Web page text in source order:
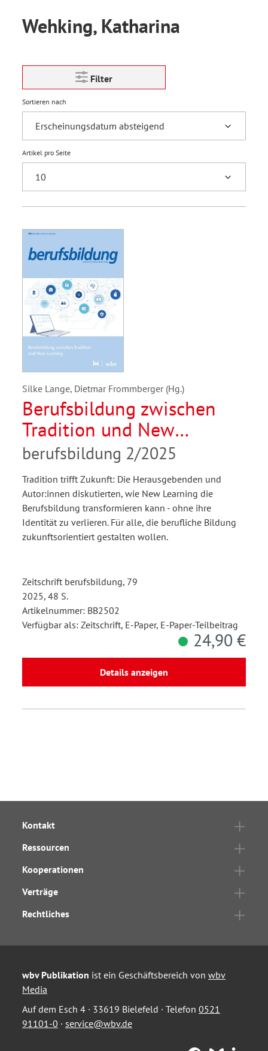
Wehking, Katharina
Filter
Sortieren nach
Artikel pro Seite
Silke Lange, Dietmar Frommberger (Hg.)
Berufsbildung zwischen
Tradition und New
Learning
berufsbildung 2/2025
Tradition trifft Zukunft: Die Herausgebenden und
Autor:innen diskutierten, wie New Learning die
Berufsbildung transformieren kann - ohne ihre
Identität zu verlieren. Für alle, die berufliche Bildung
zukunftsorientiert gestalten wollen.
Zeitschrift berufsbildung, 79
2025, 48 S.
Artikelnummer: BB2502
Verfügbar als: Zeitschrift, E-Paper, E-Paper-Teilbeitrag
24,90 €
Details anzeigen
Kontakt
Ressourcen
Kooperationen
Verträge
Rechtliches
wbv Publikation ist ein Geschäftsbereich von wbv
Media
Auf dem Esch 4 · 33619 Bielefeld · Telefon 0521
91101-0 · service@wbv.de